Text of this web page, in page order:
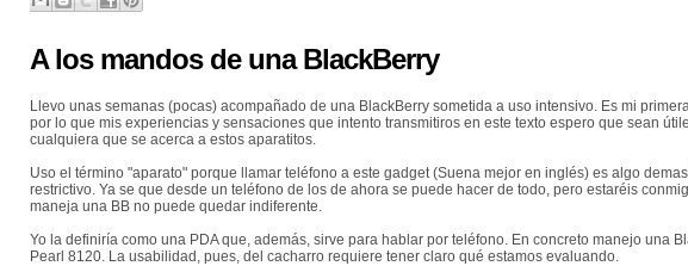
A los mandos de una BlackBerry
Llevo unas semanas (pocas) acompañado de una BlackBerry sometida a uso intensivo. Es mi
por lo que mis experiencias y sensaciones que intento transmitiros en este texto espero que sean
cualquiera que se acerca a estos aparatitos.
Uso el término "aparato" porque llamar teléfono a este gadget (Suena mejor en inglés) es algo
restrictivo. Ya se que desde un teléfono de los de ahora se puede hacer de todo, pero estaréis
maneja una BB no puede quedar indiferente.
Yo la definiría como una PDA que, además, sirve para hablar por teléfono. En concreto manejo una
Pearl 8120. La usabilidad, pues, del cacharro requiere tener claro qué estamos evaluando.